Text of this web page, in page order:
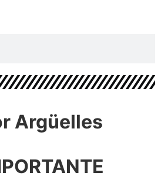
Argüelles​